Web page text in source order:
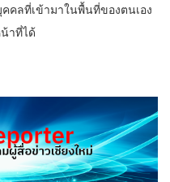
คลที่เข้ามาในพื้นที่ของตนเอง
าที่ได้